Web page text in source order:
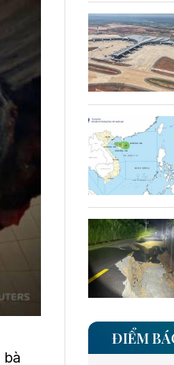
bà
ĐIỂM